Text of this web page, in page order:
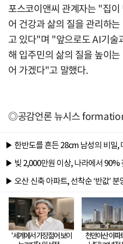
포스코이앤씨 관계자는 "집
어 건강과 삶의 질을 관리하
고 있다"며 "앞으로도 AI기술
해 입주민의 삶의 질을 높이
어 가겠다"고 말했다.
◎공감언론 뉴시스